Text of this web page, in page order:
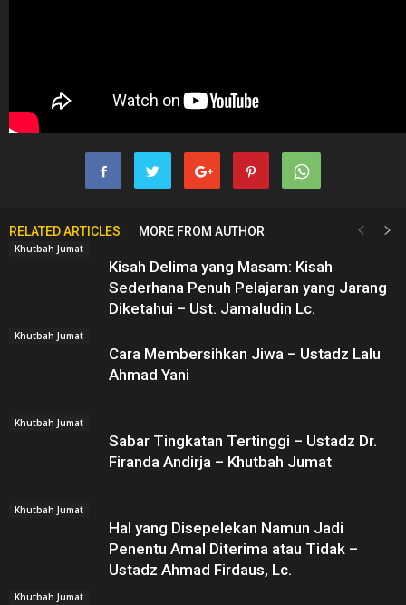
RELATED ARTICLES MORE FROM AUTHOR
Khutbah Jumat
Kisah Delima yang Masam: Kisah
Sederhana Penuh Pelajaran yang Jarang
Diketahui – Ust. Jamaludin Lc.
Khutbah Jumat
Cara Membersihkan Jiwa – Ustadz Lalu
Ahmad Yani
Khutbah Jumat
Sabar Tingkatan Tertinggi – Ustadz Dr.
Firanda Andirja – Khutbah Jumat
Khutbah Jumat
Hal yang Disepelekan Namun Jadi
Penentu Amal Diterima atau Tidak –
Ustadz Ahmad Firdaus, Lc.
Khutbah Jumat